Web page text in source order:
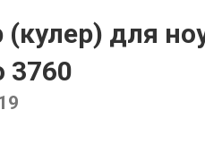
для
3760